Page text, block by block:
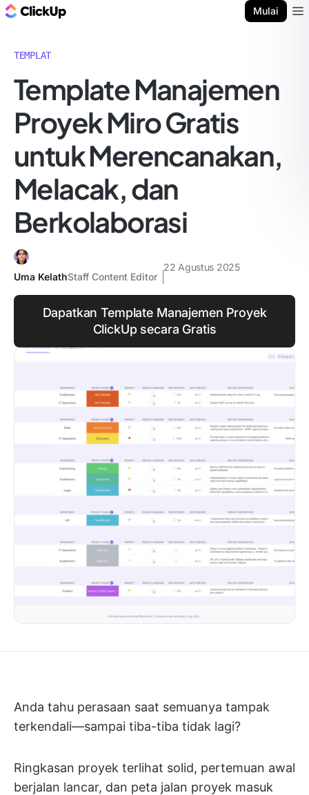
Mulai
TEMPLAT
Template Manajemen
Proyek Miro Gratis
untuk Merencanakan,
Melacak, dan
Berkolaborasi
Uma KelathStaff Content Editor
22 Agustus 2025
Dapatkan Template Manajemen Proyek
ClickUp secara Gratis
Anda tahu perasaan saat semuanya tampak
terkendali—sampai tiba-tiba tidak lagi?
Ringkasan proyek terlihat solid, pertemuan awal
berjalan lancar, dan peta jalan proyek masuk